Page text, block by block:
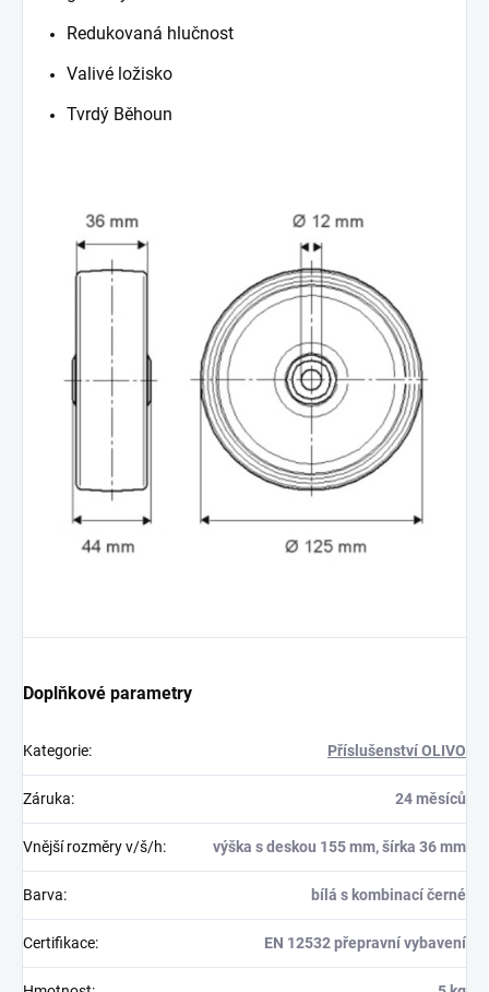
Redukovaná hlučnost
Valivé ložisko
Tvrdý Běhoun
Doplňkové parametry
Kategorie: Příslušenství OLIVO
Záruka: 24 měsíců
Vnější rozměry v/š/h: výška s deskou 155 mm, šírka 36 mm
Barva: bílá s kombinací černé
Certifikace: EN 12532 přepravní vybavení